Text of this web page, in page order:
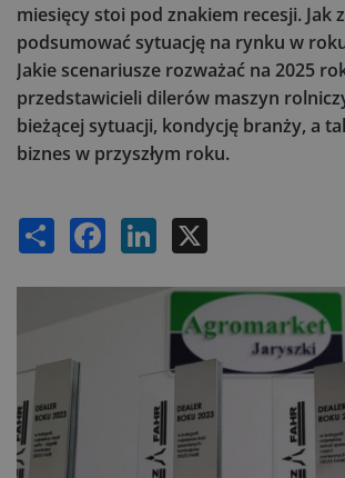
miesięcy stoi pod znakiem recesji. Jak
podsumować sytuację na rynku w
Jakie scenariusze rozważać na 2025
przedstawicieli dilerów maszyn
bieżącej sytuacji, kondycję branży, a
biznes w przyszłym roku.
Share Facebook LinkedIn